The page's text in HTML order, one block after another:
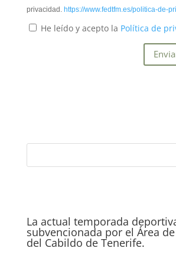
privacidad. https://www.fedtfm.es/politica-de-
He leído y acepto la Política de
La actual temporada
subvencionada por el Área
del Cabildo de Tenerife.